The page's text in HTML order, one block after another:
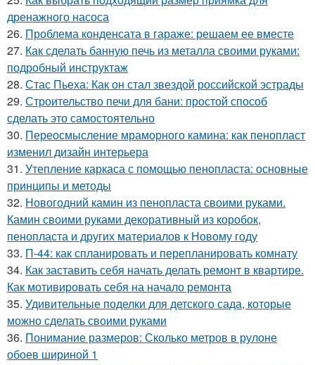
дренажного насоса
26. Проблема конденсата в гараже: решаем ее вместе
27. Как сделать банную печь из металла своими руками:
подробный инструктаж
28. Стас Пьеха: Как он стал звездой российской эстрады
29. Строительство печи для бани: простой способ
сделать это самостоятельно
30. Переосмысление мраморного камина: как пенопласт
изменил дизайн интерьера
31. Утепление каркаса с помощью пенопласта: основные
принципы и методы
32. Новогодний камин из пенопласта своими руками.
Камин своими руками декоративный из коробок,
пенопласта и других материалов к Новому году
33. П-44: как спланировать и перепланировать комнату
34. Как заставить себя начать делать ремонт в квартире.
Как мотивировать себя на начало ремонта
35. Удивительные поделки для детского сада, которые
можно сделать своими руками
36. Понимание размеров: Сколько метров в рулоне
обоев шириной 1